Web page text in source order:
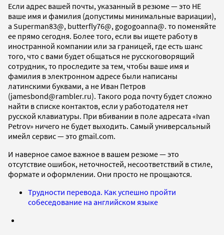
Если адрес вашей почты, указанный в резюме — это НЕ
ваше имя и фамилия (допустимы минимальные вариации),
а Superman83@, butterfly76@, gogogoanna@. то поменяйте
ее прямо сегодня. Более того, если вы ищете работу в
иностранной компании или за границей, где есть шанс
того, что с вами будет общаться не русскоговорящий
сотрудник, то проследите за тем, чтобы ваше имя и
фамилия в электронном адресе были написаны
латинскими буквами, а не Иван Петров
(jamesbond@rambler.ru). Такого рода почту будет сложно
найти в списке контактов, если у работодателя нет
русской клавиатуры. При вбивании в поле адресата «Ivan
Petrov» ничего не будет выходить. Самый универсальный
имейл сервис — это gmail.com.
И наверное самое важное в вашем резюме — это
отсутствие ошибок, неточностей, несоответствий в стиле,
формате и оформлении. Они просто не прощаются.
Трудности перевода. Как успешно пройти
собеседование на английском языке